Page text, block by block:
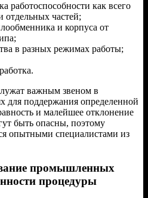
работоспособности как всего
отдельных частей;
и корпуса от
в разных режимах работы;
важным звеном в
поддержания определенной
и малейшее отклонение
быть опасны, поэтому
опытными специалистами из
промышленных
процедуры